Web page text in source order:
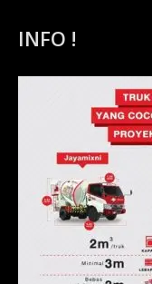
INFO !